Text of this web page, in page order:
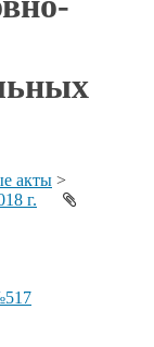
№ 24/118-6
№347
2026 года
акты >
г.